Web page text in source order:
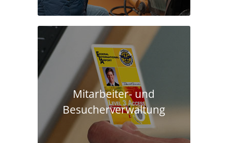
Mitarbeiter- und
Besucherverwaltung